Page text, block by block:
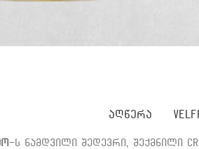
ᲐᲦᲬᲔᲠᲐ
-ს ნამდვილი შედევრი, შექმნილი